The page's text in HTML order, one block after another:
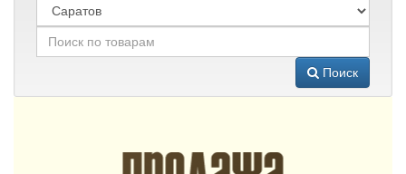
Поиск